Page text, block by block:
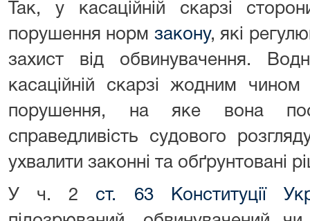
Так, у касаційній скарзі
порушення норм закону, які
захист від обвинувачення.
касаційній скарзі жодним
порушення, на яке вона
справедливість судового
ухвалити законні та обґрунтовані
У ч. 2 ст. 63 Конституції